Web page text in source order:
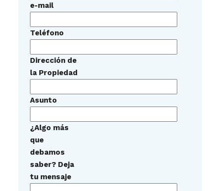
e-mail
Teléfono
Dirección de
la Propiedad
Asunto
¿Algo más
que
debamos
saber? Deja
tu mensaje